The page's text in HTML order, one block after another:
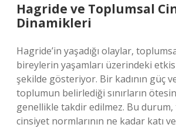
Hagride ve Toplumsal
Dinamikleri
Hagride’in yaşadığı olaylar,
bireylerin yaşamları üzerindeki
şekilde gösteriyor. Bir kadının güç
toplumun belirlediği sınırların
genellikle takdir edilmez. Bu
cinsiyet normlarının ne kadar katı ve